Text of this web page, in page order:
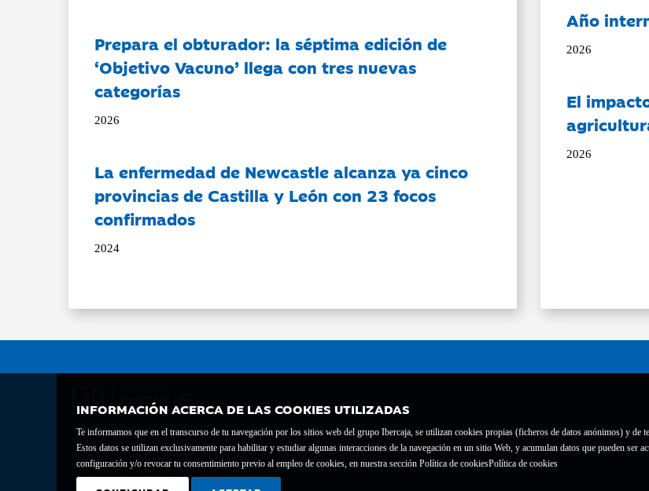
INFORMACIÓN ACERCA DE LAS COOKIES UTILIZADAS
Te informamos que en el transcurso de tu navegación por los sitios web del grupo Ibercaja, se utilizan cookies propias (ficheros de datos anónimos) y de
Estos datos se utilizan exclusivamente para habilitar y estudiar algunas interacciones de la navegación en un sitio Web, y acumulan datos que pueden ser
configuración y/o revocar tu consentimiento previo al empleo de cookies, en nuestra sección Política de cookiesPolítica de cookies
Prepara el obturador: la séptima edición de
‘Objetivo Vacuno’ llega con tres nuevas
categorías
2026
La enfermedad de Newcastle alcanza ya cinco
provincias de Castilla y León con 23 focos
confirmados
2024
Año
2026
El
2026
Fundación Bancaria Ibercaja C.I.F. G-50000652.
Inscrita en el Registro de Fundaciones del Mº de Educación, Cultura y Deporte con el nº 1689.
Domicilio social: Joaquín Costa, 13. 50001 Zaragoza.